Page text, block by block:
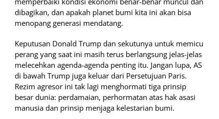
dibagikan, dan apakah planet bumi kita ini akan bisa
menopang generasi mendatang.
Keputusan Donald Trump dan sekutunya untuk memicu
perang yang saat ini masih terus berlangsung jelas-jelas
melecehkan agenda-agenda penting itu. Jangan lupa, AS
di bawah Trump juga keluar dari Persetujuan Paris.
Rezim agresor ini tak lagi menghormati tiga prinsip
besar dunia: perdamaian, perhormatan atas hak asasi
manusia dan prinsip menjaga kelestarian bumi.